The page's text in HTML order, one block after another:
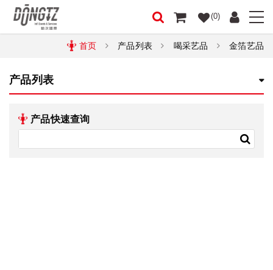
(0)
首页 产品列表 喝采艺品 金箔艺品
产品列表
产品快速查询